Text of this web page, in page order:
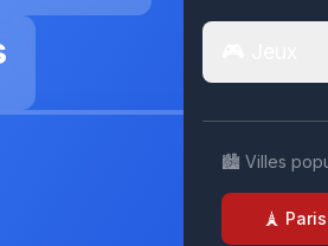
🏙️ Villes
🗼 Paris